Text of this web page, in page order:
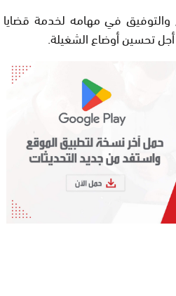
والتوفيق في مهامه لخدمة قضايا
أجل تحسين أوضاع الشغيلة.